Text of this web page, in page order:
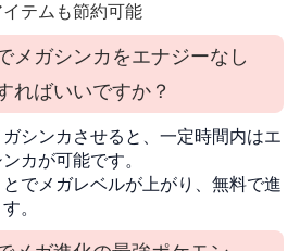
テムも節約可能
メガシンカをエナジーなし
ればいいですか？
シンカさせると、一定時間内はエ
カが可能です。
でメガレベルが上がり、無料で進
。